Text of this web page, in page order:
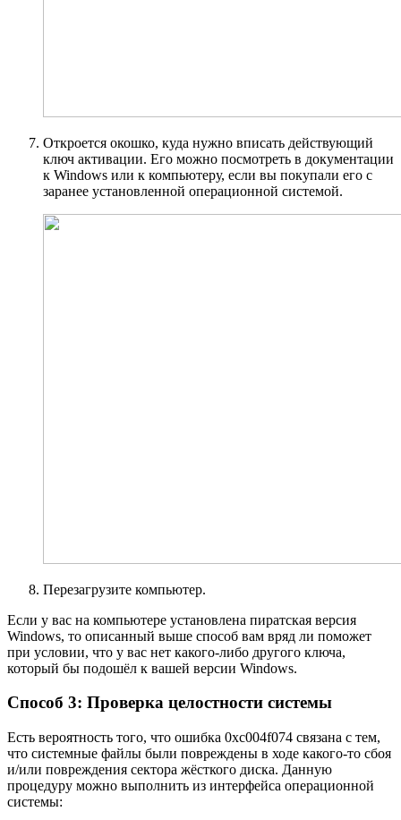
Откроется окошко, куда нужно вписать действующий
ключ активации. Его можно посмотреть в документации
к Windows или к компьютеру, если вы покупали его с
заранее установленной операционной системой.
Перезагрузите компьютер.
Если у вас на компьютере установлена пиратская версия
Windows, то описанный выше способ вам вряд ли поможет
при условии, что у вас нет какого-либо другого ключа,
который бы подошёл к вашей версии Windows.
Способ 3: Проверка целостности системы
Есть вероятность того, что ошибка 0xc004f074 связана с тем,
что системные файлы были повреждены в ходе какого-то сбоя
и/или повреждения сектора жёсткого диска. Данную
процедуру можно выполнить из интерфейса операционной
системы: